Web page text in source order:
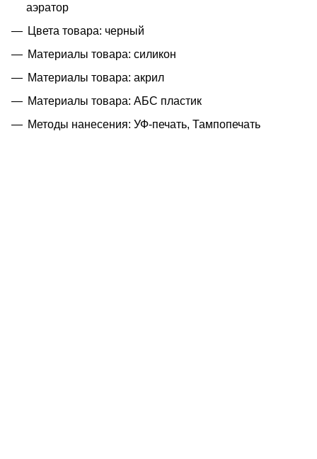
аэратор
Цвета товара: черный
Материалы товара: силикон
Материалы товара: акрил
Материалы товара: АБС пластик
Методы нанесения: УФ-печать, Тампопечать